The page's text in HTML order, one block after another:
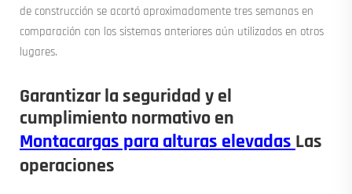
de construcción se acortó aproximadamente tres semanas en
comparación con los sistemas anteriores aún utilizados en otros
lugares.
Garantizar la seguridad y el
cumplimiento normativo en
Montacargas para alturas elevadas Las
operaciones